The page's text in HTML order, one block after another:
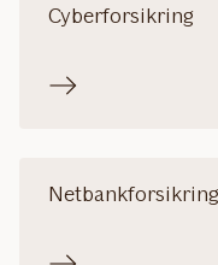
Cyberforsikring
Netbankforsikring